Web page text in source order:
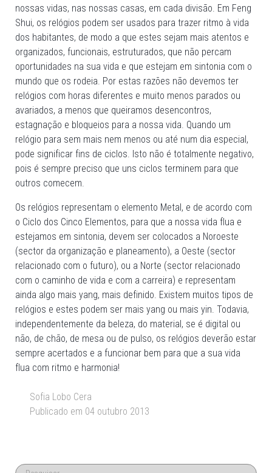
nossas vidas, nas nossas casas, em cada divisão. Em Feng
Shui, os relógios podem ser usados para trazer ritmo à vida
dos habitantes, de modo a que estes sejam mais atentos e
organizados, funcionais, estruturados, que não percam
oportunidades na sua vida e que estejam em sintonia com o
mundo que os rodeia. Por estas razões não devemos ter
relógios com horas diferentes e muito menos parados ou
avariados, a menos que queiramos desencontros,
estagnação e bloqueios para a nossa vida. Quando um
relógio para sem mais nem menos ou até num dia especial,
pode significar fins de ciclos. Isto não é totalmente negativo,
pois é sempre preciso que uns ciclos terminem para que
outros comecem.
Os relógios representam o elemento Metal, e de acordo com
o Ciclo dos Cinco Elementos, para que a nossa vida flua e
estejamos em sintonia, devem ser colocados a Noroeste
(sector da organização e planeamento), a Oeste (sector
relacionado com o futuro), ou a Norte (sector relacionado
com o caminho de vida e com a carreira) e representam
ainda algo mais yang, mais definido. Existem muitos tipos de
relógios e estes podem ser mais yang ou mais yin. Todavia,
independentemente da beleza, do material, se é digital ou
não, de chão, de mesa ou de pulso, os relógios deverão estar
sempre acertados e a funcionar bem para que a sua vida
flua com ritmo e harmonia!
Sofia Lobo Cera
Publicado em 04 outubro 2013